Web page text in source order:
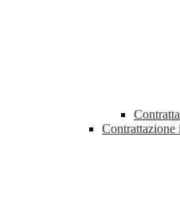
Contrattazione